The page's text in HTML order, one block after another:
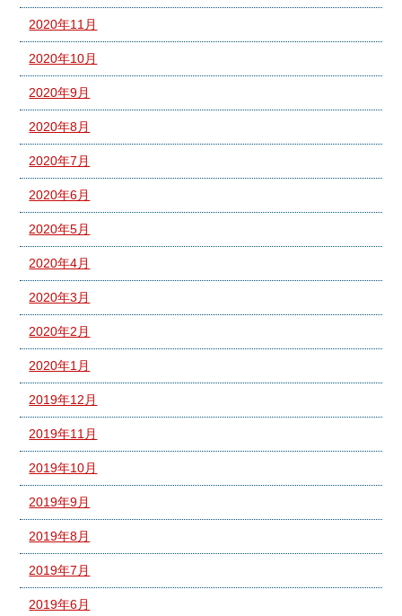
2020年11月
2020年10月
2020年9月
2020年8月
2020年7月
2020年6月
2020年5月
2020年4月
2020年3月
2020年2月
2020年1月
2019年12月
2019年11月
2019年10月
2019年9月
2019年8月
2019年7月
2019年6月